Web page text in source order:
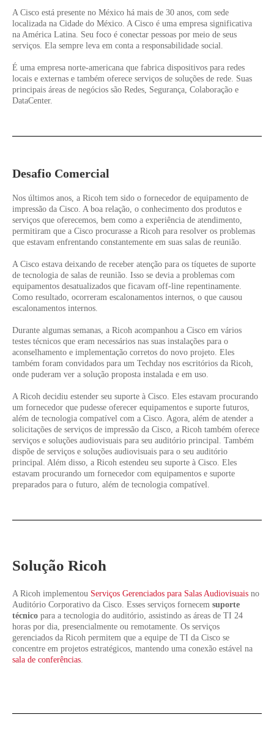
A Cisco está presente no México há mais de 30 anos, com sede
localizada na Cidade do México. A Cisco é uma empresa significativa
na América Latina. Seu foco é conectar pessoas por meio de seus
serviços. Ela sempre leva em conta a responsabilidade social.
É uma empresa norte-americana que fabrica dispositivos para redes
locais e externas e também oferece serviços de soluções de rede. Suas
principais áreas de negócios são Redes, Segurança, Colaboração e
DataCenter.
Desafio Comercial
Nos últimos anos, a Ricoh tem sido o fornecedor de equipamento de
impressão da Cisco. A boa relação, o conhecimento dos produtos e
serviços que oferecemos, bem como a experiência de atendimento,
permitiram que a Cisco procurasse a Ricoh para resolver os problemas
que estavam enfrentando constantemente em suas salas de reunião.
A Cisco estava deixando de receber atenção para os tíquetes de suporte
de tecnologia de salas de reunião. Isso se devia a problemas com
equipamentos desatualizados que ficavam off-line repentinamente.
Como resultado, ocorreram escalonamentos internos, o que causou
escalonamentos internos.
Durante algumas semanas, a Ricoh acompanhou a Cisco em vários
testes técnicos que eram necessários nas suas instalações para o
aconselhamento e implementação corretos do novo projeto. Eles
também foram convidados para um Techday nos escritórios da Ricoh,
onde puderam ver a solução proposta instalada e em uso.
A Ricoh decidiu estender seu suporte à Cisco. Eles estavam procurando
um fornecedor que pudesse oferecer equipamentos e suporte futuros,
além de tecnologia compatível com a Cisco. Agora, além de atender a
solicitações de serviços de impressão da Cisco, a Ricoh também oferece
serviços e soluções audiovisuais para seu auditório principal. Também
dispõe de serviços e soluções audiovisuais para o seu auditório
principal. Além disso, a Ricoh estendeu seu suporte à Cisco. Eles
estavam procurando um fornecedor com equipamentos e suporte
preparados para o futuro, além de tecnologia compatível.
Solução Ricoh
A Ricoh implementou Serviços Gerenciados para Salas Audiovisuais no
Auditório Corporativo da Cisco. Esses serviços fornecem suporte
técnico para a tecnologia do auditório, assistindo as áreas de TI 24
horas por dia, presencialmente ou remotamente. Os serviços
gerenciados da Ricoh permitem que a equipe de TI da Cisco se
concentre em projetos estratégicos, mantendo uma conexão estável na
sala de conferências